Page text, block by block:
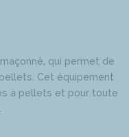
qui permet de
Cet équipement
à pellets et pour toute